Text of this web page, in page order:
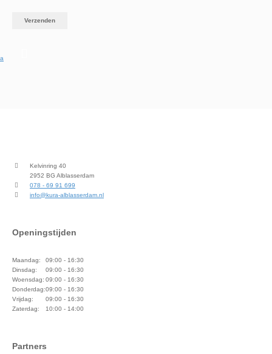
a
Kelvinring 40
2952 BG Alblasserdam
078 - 69 91 699
info@kura-alblasserdam.nl
Openingstijden
Maandag:
09:00 - 16:30
Dinsdag:
09:00 - 16:30
Woensdag: 09:00 - 16:30
Donderdag:09:00 - 16:30
Vrijdag:
09:00 - 16:30
Zaterdag:
10:00 - 14:00
Partners